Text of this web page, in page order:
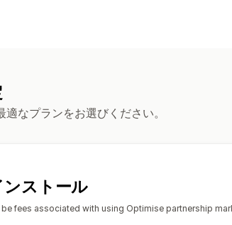
適なプランをお選びください。
ンストール
be fees associated with using Optimise partnership